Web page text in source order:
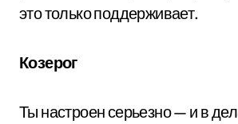
это только поддерживает.
Козерог
Ты настроен серьезно — и в